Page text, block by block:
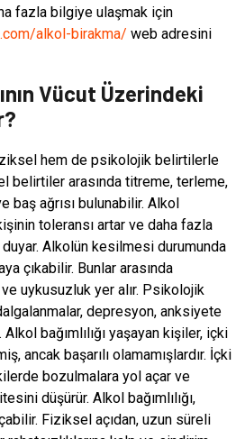
fazla bilgiye ulaşmak için
alkol-birakma/ web adresini
Vücut Üzerindeki
hem de psikolojik belirtilerle
belirtiler arasında titreme, terleme,
baş ağrısı bulunabilir. Alkol
toleransı artar ve daha fazla
Alkolün kesilmesi durumunda
çıkabilir. Bunlar arasında
uykusuzluk yer alır. Psikolojik
depresyon, anksiyete
bağımlılığı yaşayan kişiler, içki
ancak başarılı olamamışlardır. İçki
bozulmalara yol açar ve
düşürür. Alkol bağımlılığı,
Fiziksel açıdan, uzun süreli